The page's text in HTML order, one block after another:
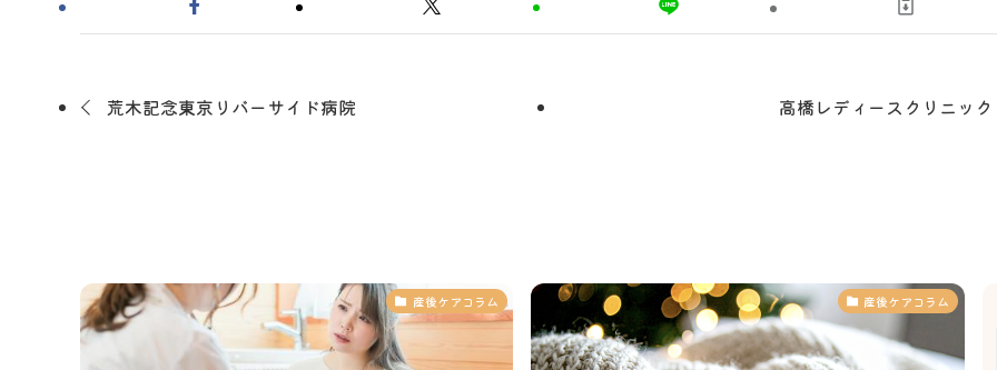
荒木記念東京リバーサイド病院 高橋レディースクリニック
産後ケアコラム 産後ケアコラム